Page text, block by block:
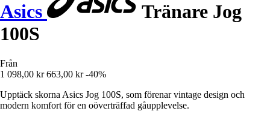
Asics
Tränare Jog
100S
Från
1 098,00 kr 663,00 kr -40%
Upptäck skorna Asics Jog 100S, som förenar vintage design och
modern komfort för en oöverträffad gåupplevelse.